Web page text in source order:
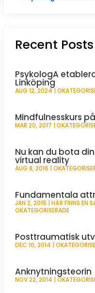
Recent Posts
PsykologA
Linköping
AUG 12, 2024|
Mindfulnesskurs
MAR 20, 2017 |
Nu kan du bota
virtual reality
AUG 8, 2016 |
Fundamentala
JAN 2, 2015 |HÄR FINNS EN
OKATEGORISERADE
Posttraumatisk
DEC 10, 2014 |
Anknytningsteorin
NOV 22, 2014 |